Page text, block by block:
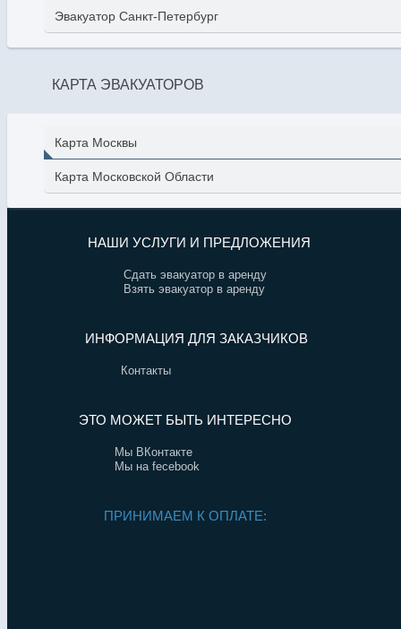
Эвакуатор Санкт-Петербург
КАРТА ЭВАКУАТОРОВ
Карта Москвы
Карта Московской Области
НАШИ УСЛУГИ И ПРЕДЛОЖЕНИЯ
Сдать эвакуатор в аренду
Взять эвакуатор в аренду
ИНФОРМАЦИЯ ДЛЯ ЗАКАЗЧИКОВ
Контакты
ЭТО МОЖЕТ БЫТЬ ИНТЕРЕСНО
Мы ВКонтакте
Мы на fecebook
ПРИНИМАЕМ К ОПЛАТЕ: